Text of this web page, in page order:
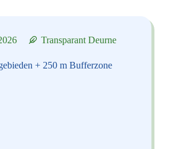
Transparant Deurne
+ 250 m Bufferzone